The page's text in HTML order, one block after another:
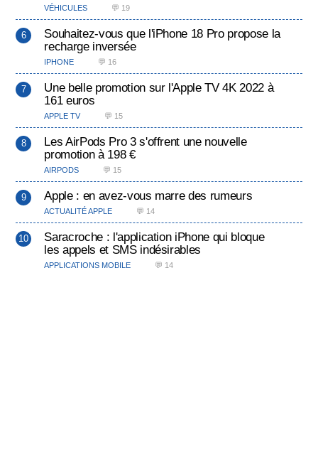
VÉHICULES 💬 19
Souhaitez-vous que l'iPhone 18 Pro propose la
recharge inversée
IPHONE 💬 16
Une belle promotion sur l'Apple TV 4K 2022 à
161 euros
APPLE TV 💬 15
Les AirPods Pro 3 s'offrent une nouvelle
promotion à 198 €
AIRPODS 💬 15
Apple : en avez-vous marre des rumeurs
ACTUALITÉ APPLE 💬 14
Saracroche : l'application iPhone qui bloque
les appels et SMS indésirables
APPLICATIONS MOBILE 💬 14